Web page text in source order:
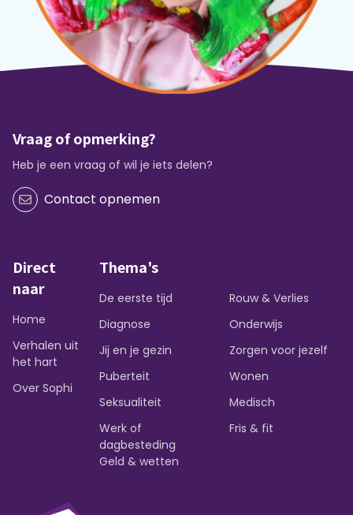
Vraag of opmerking?
Heb je een vraag of wil je iets delen?
Contact opnemen
Direct
naar
Home
Verhalen uit
het hart
Over Sophi
Thema's
De eerste tijd
Diagnose
Jij en je gezin
Puberteit
Seksualiteit
Werk of
dagbesteding
Rouw & Verlies
Onderwijs
Zorgen voor jezelf
Wonen
Medisch
Fris & fit
Geld & wetten